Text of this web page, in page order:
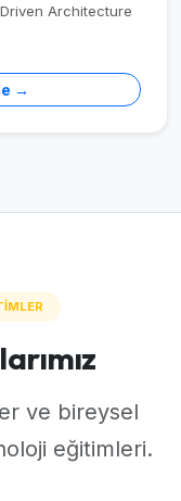
Driven Architecture
→
ve bireysel
eğitimleri.